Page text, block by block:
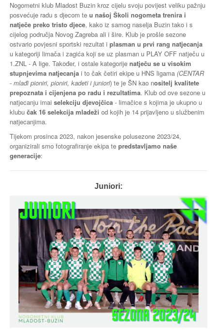
Nogometni klub Mladost Buzin kroz cijelu svoju povijest veliku pažnju
posvećuje radu s djecom te u našoj Školi nogometa trenira i
natječe preko tristo djece, kako iz samog naselja Buzin tako i s
cijelog područja Novog Zagreba ali i šire. Klub je prošle sezone
ostvario povjesni sportski rezultat i plasman u prvi rang natjecanja
u kategoriji limača i zagića koji se uz plasman u PLAY OFF natječu u
1.ZNL - A lige. Također, i ostale kategorije natječu se u visokim
stupnjevima natjecanja i to čak četiri ekipe u HNS ligama (CENTAR
- mlađi pioniri, pioniri, kadeti i juniori) te je ŠN kao nositelj kvalitete
prepoznata i cijenjena po radu i rezultatima. Klub od ove sezone u
natjecanju imai selekciju djevojčica - limačice s kojima je ukupno u
klubu čak 16 selekcija mladeži od kojih je 14 prijavljeno u službenim
natjecanjima.
Tijekom prosinca 2023, nakon jesenske polusezone 2023/24,
organizirali smo fotografiranje ekipa te predstavljamo naše
generacije:
Juniori: